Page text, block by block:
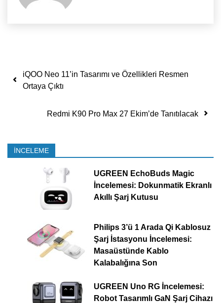
Yazı dolaşımı
iQOO Neo 11’in Tasarımı ve Özellikleri Resmen
Ortaya Çıktı
Redmi K90 Pro Max 27 Ekim’de Tanıtılacak
İNCELEME
UGREEN EchoBuds Magic
İncelemesi: Dokunmatik Ekranlı
Akıllı Şarj Kutusu
Philips 3’ü 1 Arada Qi Kablosuz
Şarj İstasyonu İncelemesi:
Masaüstünde Kablo
Kalabalığına Son
UGREEN Uno RG İncelemesi:
Robot Tasarımlı GaN Şarj Cihazı